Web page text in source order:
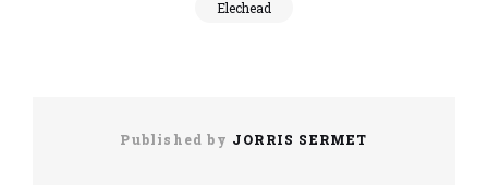
Elechead
Published by JORRIS SERMET